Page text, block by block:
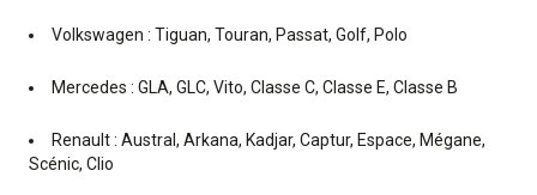
Volkswagen : Tiguan, Touran, Passat, Golf, Polo
Mercedes : GLA, GLC, Vito, Classe C, Classe E, Classe B
Renault : Austral, Arkana, Kadjar, Captur, Espace, Mégane,
Scénic, Clio